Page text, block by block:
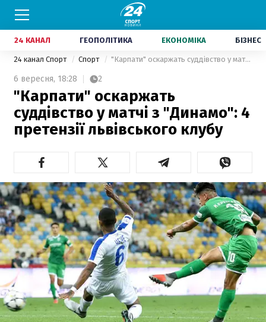
24 КАНАЛ ГЕОПОЛІТИКА ЕКОНОМІКА БІЗНЕС
24 канал Спорт Спорт "Карпати" оскаржать суддівство у матчі з "Динамо": 4 претензії львівського клубу
6 вересня, 18:28 2
"Карпати" оскаржать
суддівство у матчі з "Динамо": 4
претензії львівського клубу